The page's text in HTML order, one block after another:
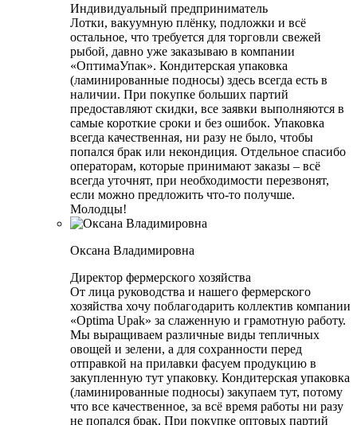
Индивидуальный предприниматель
Лотки, вакуумную плёнку, подложки и всё
остальное, что требуется для торговли свежей
рыбой, давно уже заказываю в компании
«ОптимаУпак». Кондитерская упаковка
(ламинированные подносы) здесь всегда есть в
наличии. При покупке больших партий
предоставляют скидки, все заявки выполняются в
самые короткие сроки и без ошибок. Упаковка
всегда качественная, ни разу не было, чтобы
попался брак или некондиция. Отдельное спасибо
операторам, которые принимают заказы – всё
всегда уточнят, при необходимости перезвонят,
если можно предложить что-то получше.
Молодцы!
Оксана Владимировна
Директор фермерского хозяйства
От лица руководства и нашего фермерского
хозяйства хочу поблагодарить коллектив компании
«Optima Upak» за слаженную и грамотную работу.
Мы выращиваем различные виды тепличных
овощей и зелени, а для сохранности перед
отправкой на прилавки фасуем продукцию в
закупленную тут упаковку. Кондитерская упаковка
(ламинированные подносы) закупаем тут, потому
что все качественное, за всё время работы ни разу
не попался брак. При покупке оптовых партий